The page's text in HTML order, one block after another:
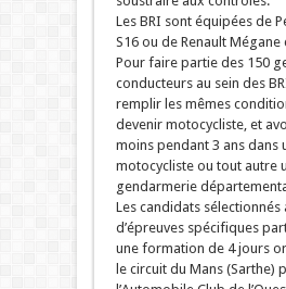
Les BRI sont équipées de
S16 ou de Renault Mégane
Pour faire partie des 150
conducteurs au sein des
remplir les mêmes
devenir motocycliste, et
moins pendant 3 ans dans
motocycliste ou tout autre
gendarmerie
Les candidats sélectionnés
d’épreuves spécifiques
une formation de 4 jours
le circuit du Mans (Sarthe)